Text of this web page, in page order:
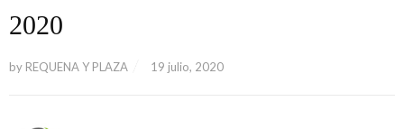
2020
by REQUENA Y PLAZA 19 julio, 2020